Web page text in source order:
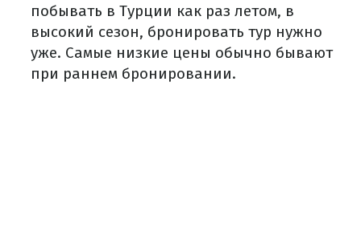
побывать в Турции как раз летом, в
высокий сезон, бронировать тур нужно
уже. Самые низкие цены обычно бывают
при раннем бронировании.